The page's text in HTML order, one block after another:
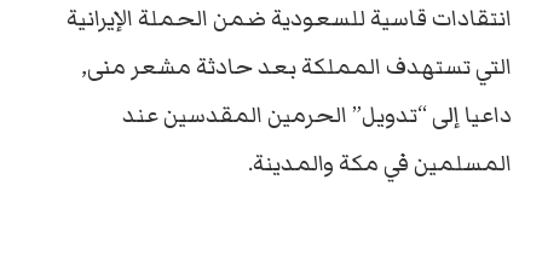
انتقادات قاسية للسعودية ضمن الحملة الإيرانية
التي تستهدف المملكة بعد حادثة مشعر منى,
داعيا إلى “تدويل” الحرمين المقدسين عند
المسلمين في مكة والمدينة.